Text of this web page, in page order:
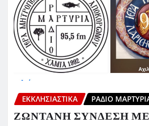
ΕΚΚΛΗΣΙΑΣΤΙΚΆ ΡΆΔΙΟ
ΖΩΝΤΑΝΗ ΣΥΝΔΕΣΗ